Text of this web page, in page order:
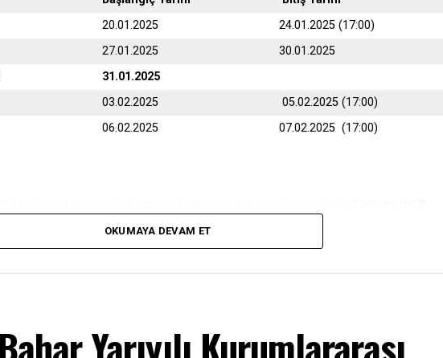
20.01.2025
24.01.2025 (17:00)
27.01.2025
30.01.2025
31.01.2025
03.02.2025
05.02.2025 (17:00)
06.02.2025 07.02.2025 (17:00)
OKUMAYA DEVAM ET
Yarıyılı Kurumlararası